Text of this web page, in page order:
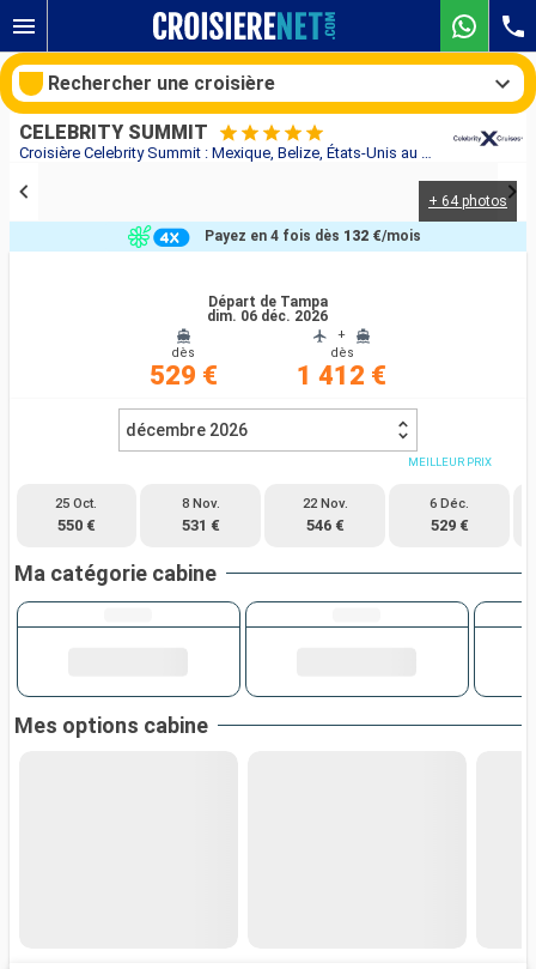
Croisière Celebrity Summit : Mexique, Belize, États-Unis au départ de Tampa
CELEBRITY SUMMIT
+ 64 photos
Départ de Tampa
dim. 06 déc. 2026
dès
529 €
+
dès
1 412 €
Payez en 4 fois dès 132 €/mois
décembre 2026
25 Oct.
550 €
8 Nov.
531 €
22 Nov.
546 €
MEILLEUR PRIX
6 Déc.
529 €
Ma catégorie cabine
Mes options cabine
Rechercher une croisière
Compagnies
Rechercher